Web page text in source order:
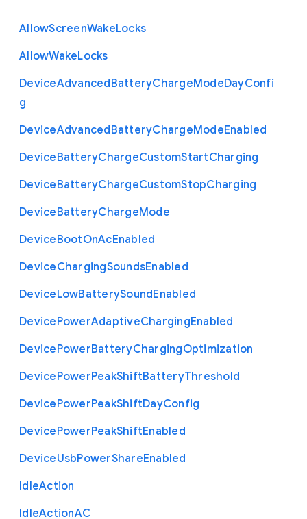
AllowScreenWakeLocks
AllowWakeLocks
DeviceAdvancedBatteryChargeModeDayConfi
g
DeviceAdvancedBatteryChargeModeEnabled
DeviceBatteryChargeCustomStartCharging
DeviceBatteryChargeCustomStopCharging
DeviceBatteryChargeMode
DeviceBootOnAcEnabled
DeviceChargingSoundsEnabled
DeviceLowBatterySoundEnabled
DevicePowerAdaptiveChargingEnabled
DevicePowerBatteryChargingOptimization
DevicePowerPeakShiftBatteryThreshold
DevicePowerPeakShiftDayConfig
DevicePowerPeakShiftEnabled
DeviceUsbPowerShareEnabled
IdleAction
IdleActionAC